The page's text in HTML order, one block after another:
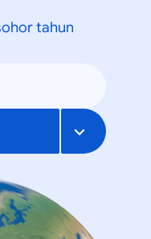
tahun